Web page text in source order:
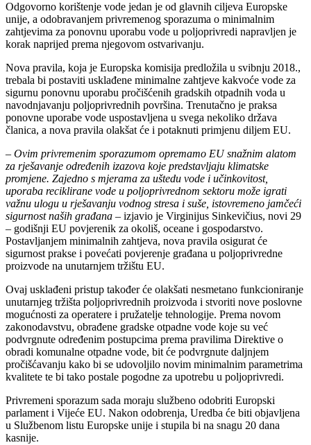
Odgovorno korištenje vode jedan je od glavnih ciljeva Europske
unije, a odobravanjem privremenog sporazuma o minimalnim
zahtjevima za ponovnu uporabu vode u poljoprivredi napravljen je
korak naprijed prema njegovom ostvarivanju.
Nova pravila, koja je Europska komisija predložila u svibnju 2018.,
trebala bi postaviti usklađene minimalne zahtjeve kakvoće vode za
sigurnu ponovnu uporabu pročišćenih gradskih otpadnih voda u
navodnjavanju poljoprivrednih površina. Trenutačno je praksa
ponovne uporabe vode uspostavljena u svega nekoliko država
članica, a nova pravila olakšat će i potaknuti primjenu diljem EU.
– Ovim privremenim sporazumom opremamo EU snažnim alatom
za rješavanje određenih izazova koje predstavljaju klimatske
promjene. Zajedno s mjerama za uštedu vode i učinkovitost,
uporaba reciklirane vode u poljoprivrednom sektoru može igrati
važnu ulogu u rješavanju vodnog stresa i suše, istovremeno jamčeći
sigurnost naših građana – izjavio je Virginijus Sinkevičius, novi 29
– godišnji EU povjerenik za okoliš, oceane i gospodarstvo.
Postavljanjem minimalnih zahtjeva, nova pravila osigurat će
sigurnost prakse i povećati povjerenje građana u poljoprivredne
proizvode na unutarnjem tržištu EU.
Ovaj usklađeni pristup također će olakšati nesmetano funkcioniranje
unutarnjeg tržišta poljoprivrednih proizvoda i stvoriti nove poslovne
mogućnosti za operatere i pružatelje tehnologije. Prema novom
zakonodavstvu, obrađene gradske otpadne vode koje su već
podvrgnute određenim postupcima prema pravilima Direktive o
obradi komunalne otpadne vode, bit će podvrgnute daljnjem
pročišćavanju kako bi se udovoljilo novim minimalnim parametrima
kvalitete te bi tako postale pogodne za upotrebu u poljoprivredi.
Privremeni sporazum sada moraju službeno odobriti Europski
parlament i Vijeće EU. Nakon odobrenja, Uredba će biti objavljena
u Službenom listu Europske unije i stupila bi na snagu 20 dana
kasnije.